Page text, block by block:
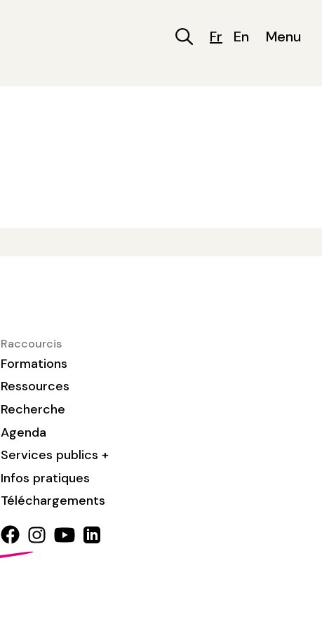
Fr En Menu
Raccourcis
Formations
Ressources
Recherche
Agenda
Services publics +
Infos pratiques
Téléchargements